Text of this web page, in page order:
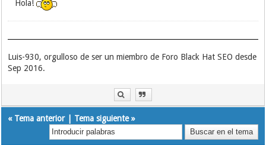
Hola!
Luis-930, orgulloso de ser un miembro de Foro Black Hat SEO desde
Sep 2016.
« Tema anterior| Tema siguiente»